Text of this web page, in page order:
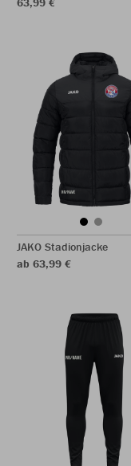
JAKO Stadionjacke
ab 63,99 €